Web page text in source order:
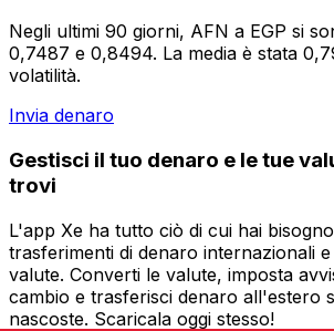
Negli ultimi 90 giorni, AFN a EGP si
0,7487 e 0,8494. La media è stata
volatilità.
Invia denaro
Gestisci il tuo denaro e le tue
trovi
L'app Xe ha tutto ciò di cui hai
trasferimenti di denaro internazionali
valute. Converti le valute, imposta
cambio e trasferisci denaro all'estero
nascoste. Scaricala oggi stesso!